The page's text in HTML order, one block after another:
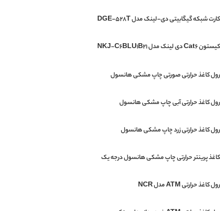
کارت شبکه گیگابیتی دی-لینک مدل DGE-528T
کیستون Cat6 دی لینک مدل NKJ-C6BLU1B21
رول کاغذ حرارتی صورتی چاپ مشکی هانسول
رول کاغذ حرارتی آبی چاپ مشکی هانسول
رول کاغذ حرارتی زرد چاپ مشکی هانسول
کاغذ پرینتر حرارتی چاپ مشکی هانسول درجه یک
رول کاغذ حرارتی ATM مدل NCR